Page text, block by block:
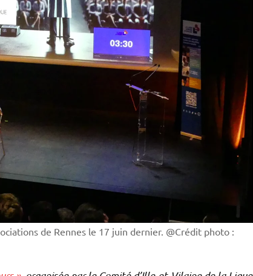
de Rennes le 17 juin dernier. @Crédit photo :